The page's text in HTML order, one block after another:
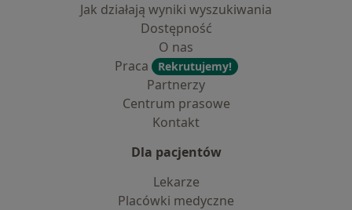
Jak działają wyniki wyszukiwania
Dostępność
O nas
Praca
Rekrutujemy!
Partnerzy
Centrum prasowe
Kontakt
Dla pacjentów
Lekarze
Placówki medyczne